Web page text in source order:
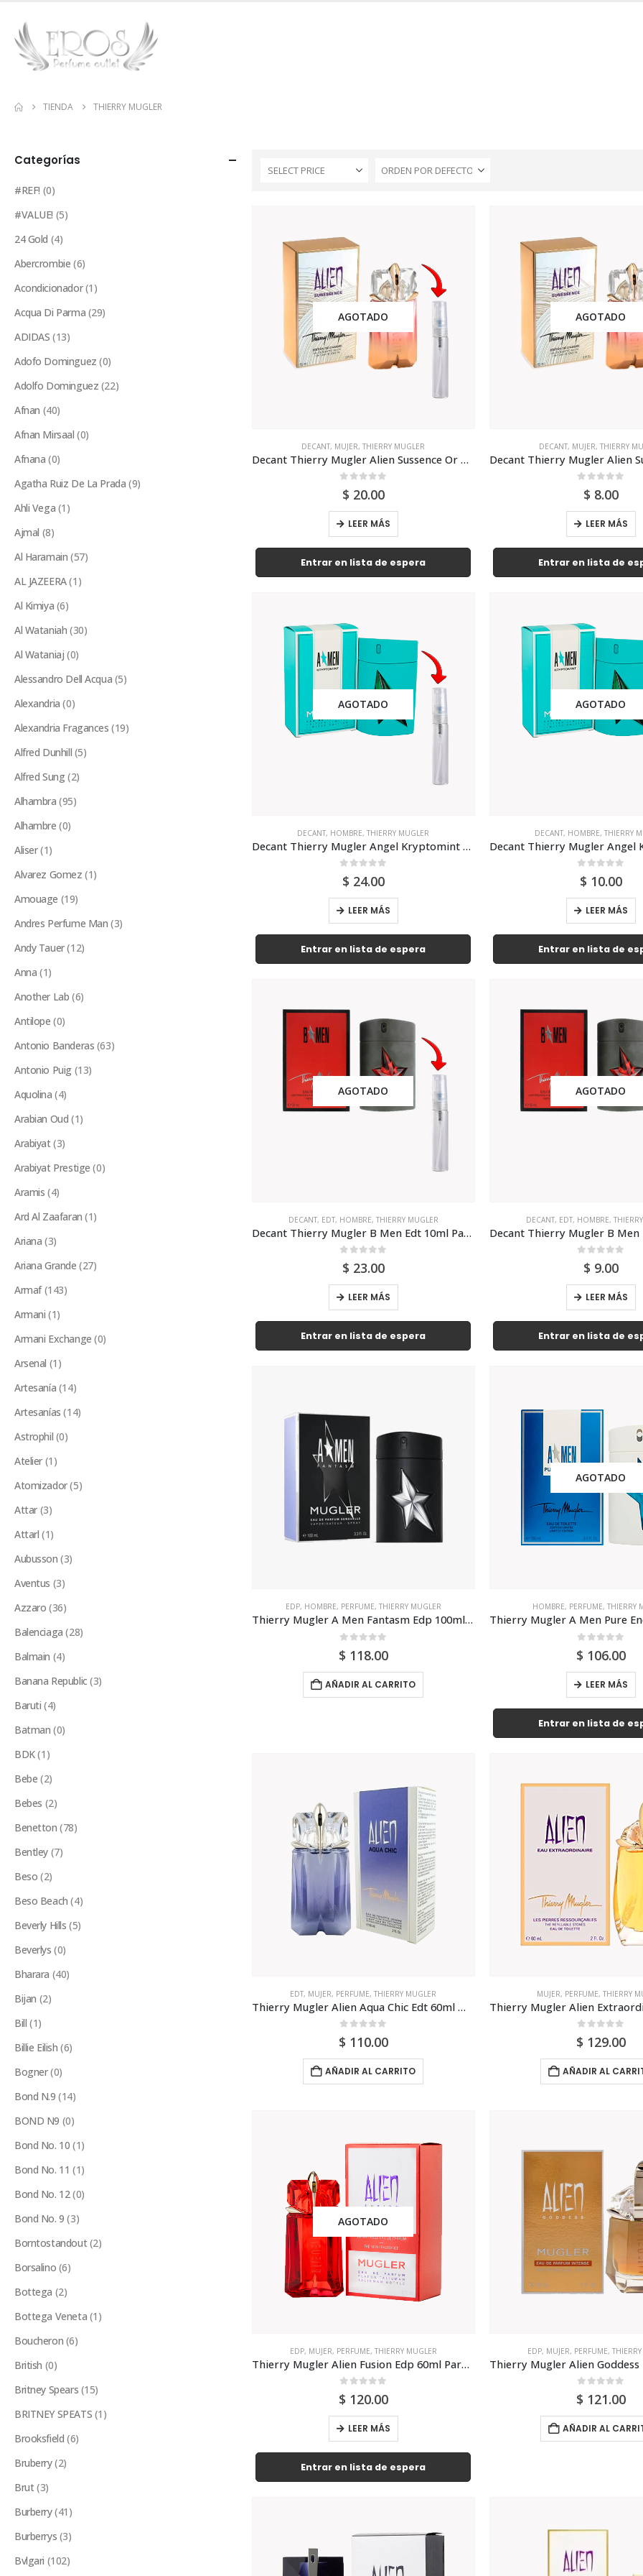
TIENDA THIERRY MUGLER
SELECT PRICE
AGOTADO
DECANT, MUJER,THIERRY MUGLER
Decant Thierry Mugler Alien Sussence Or D Ambre 10ml Para Mujer
out of 5
$ 20.00
LEER MÁS
Entrar en lista de espera
AGOTADO
DECANT, MUJER,THIERRY
out of 5
$ 8.00
LEER MÁS
Entrar en lista de
AGOTADO
DECANT, HOMBRE,THIERRY MUGLER
Decant Thierry Mugler Angel Kryptomint 10ml Para Hombre
out of 5
$ 24.00
LEER MÁS
Entrar en lista de espera
AGOTADO
DECANT, HOMBRE,THIERRY
out of 5
$ 10.00
LEER MÁS
Entrar en lista de
AGOTADO
DECANT, EDT, HOMBRE, THIERRY MUGLER
Decant Thierry Mugler B Men Edt 10ml Para Hombre
out of 5
$ 23.00
LEER MÁS
Entrar en lista de espera
AGOTADO
DECANT, EDT, HOMBRE,
out of 5
$ 9.00
LEER MÁS
Entrar en lista de
EDP, HOMBRE, PERFUME, THIERRY MUGLER
Thierry Mugler A Men Fantasm Edp 100ml Para Hombre
$ 118.00
AÑADIR AL CARRITO
AGOTADO
HOMBRE, PERFUME, THIERRY
$ 106.00
LEER MÁS
Entrar en lista de
EDT, MUJER, PERFUME,THIERRY MUGLER
Thierry Mugler Alien Aqua Chic Edt 60ml Mujer
0
$ 110.00
AÑADIR AL CARRITO
MUJER, PERFUME, THIERRY
0
$ 129.00
AÑADIR AL
AGOTADO
EDP, MUJER, PERFUME, THIERRY MUGLER
Thierry Mugler Alien Fusion Edp 60ml Para Mujer
0
$ 120.00
LEER MÁS
Entrar en lista de espera
EDP, MUJER, PERFUME,
0
$ 121.00
AÑADIR AL
Categorías
#REF! (0)
#VALUE! (5)
24 Gold (4)
Abercrombie (6)
Acondicionador (1)
Acqua Di Parma (29)
ADIDAS (13)
Adofo Dominguez (0)
Adolfo Dominguez (22)
Afnan (40)
Afnan Mirsaal (0)
Afnana (0)
Agatha Ruiz De La Prada (9)
Ahli Vega (1)
Ajmal (8)
Al Haramain (57)
AL JAZEERA(1)
Al Kimiya (6)
Al Wataniah (30)
Al Wataniaj (0)
Alessandro Dell Acqua (5)
Alexandria (0)
Alexandria Fragances (19)
Alfred Dunhill (5)
Alfred Sung(2)
Alhambra (95)
Alhambre (0)
Aliser(1)
Alvarez Gomez (1)
Amouage (19)
Andres Perfume Man (3)
Andy Tauer(12)
Anna (1)
Another Lab (6)
Antilope (0)
Antonio Banderas (63)
Antonio Puig (13)
Aquolina (4)
Arabian Oud (1)
Arabiyat(3)
Arabiyat Prestige (0)
Aramis (4)
Ard Al Zaafaran (1)
Ariana (3)
Ariana Grande (27)
Armaf (143)
Armani (1)
Armani Exchange (0)
Arsenal (1)
Artesanía (14)
Artesanías (14)
Astrophil (0)
Atelier (1)
Atomizador(5)
Attar (3)
Attarl (1)
Aubusson (3)
Aventus (3)
Azzaro (36)
Balenciaga (28)
Balmain (4)
Banana Republic (3)
Baruti (4)
Batman (0)
BDK(1)
Bebe (2)
Bebes (2)
Benetton (78)
Bentley (7)
Beso (2)
Beso Beach (4)
Beverly Hills (5)
Beverlys (0)
Bharara (40)
Bijan (2)
Bill (1)
Billie Eilish (6)
Bogner(0)
Bond N.9 (14)
BOND N9 (0)
Bond No. 10 (1)
Bond No. 11 (1)
Bond No. 12(0)
Bond No. 9 (3)
Borntostandout (2)
Borsalino (6)
Bottega (2)
Bottega Veneta (1)
Boucheron (6)
British (0)
Britney Spears (15)
BRITNEY SPEATS (1)
Brooksfield (6)
Bruberry(2)
Brut(3)
Burberry(41)
Burberrys (3)
Bvlgari (102)